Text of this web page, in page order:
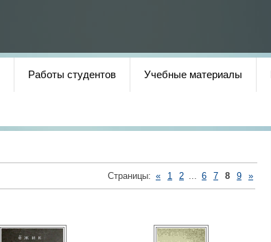
Работы студентов Учебные материалы
Страницы: « 1 2 6 7 8 9 »